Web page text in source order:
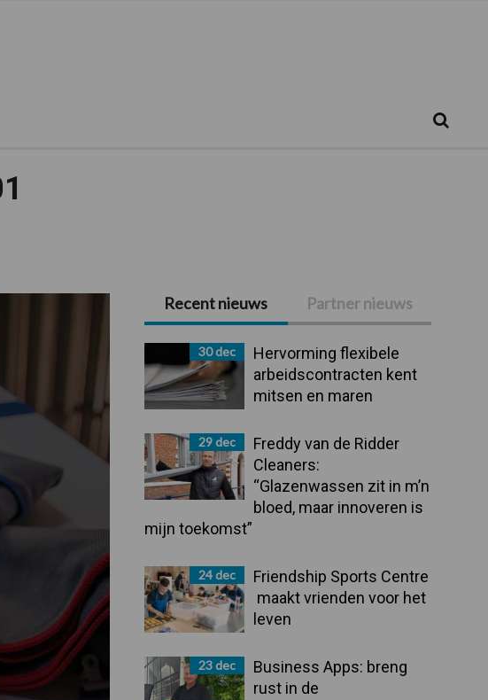
Primaire
Sidebar
Recent nieuws Partner nieuws
30 dec
Hervorming flexibele
arbeidscontracten kent
mitsen en maren
29 dec
Freddy van de Ridder
Cleaners:
“Glazenwassen zit in m’n
bloed, maar innoveren is
mijn toekomst”
24 dec
Friendship Sports Centre
maakt vrienden voor het
leven
23 dec
Business Apps: breng
rust in de